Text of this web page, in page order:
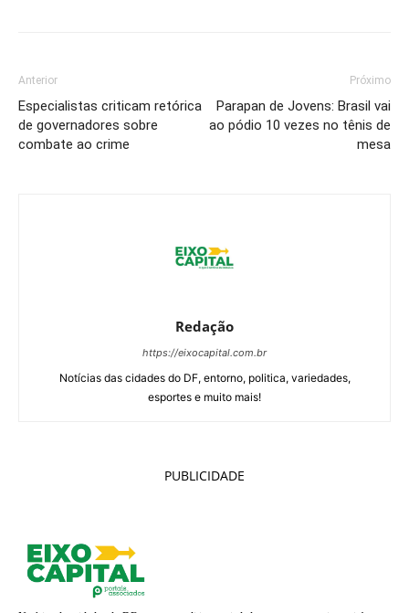
Anterior
Especialistas criticam retórica
de governadores sobre
combate ao crime
Próximo
Parapan de Jovens: Brasil vai
ao pódio 10 vezes no tênis de
mesa
Redação
https://eixocapital.com.br
Notícias das cidades do DF, entorno, politica, variedades,
esportes e muito mais!
PUBLICIDADE